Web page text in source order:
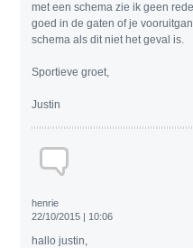
met een schema zie ik geen
goed in de gaten of je
schema als dit niet het geval is.
Sportieve groet,
Justin
henrie
22/10/2015 | 10:06
hallo justin,